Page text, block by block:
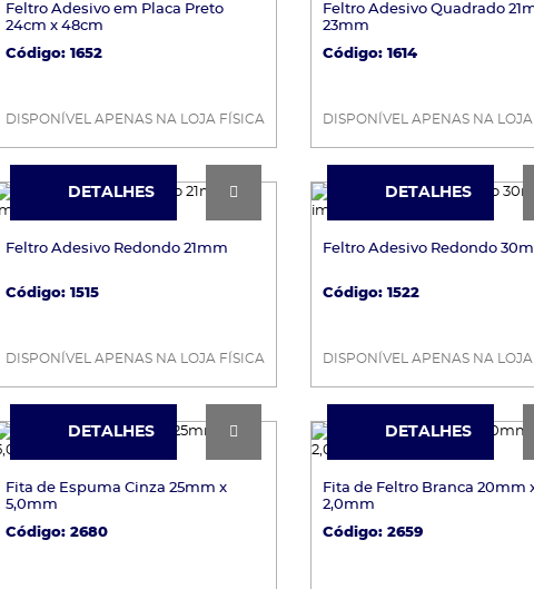
Feltro Adesivo em Placa Preto
24cm x 48cm
Código: 1652
DISPONÍVEL APENAS NA LOJA FÍSICA
Feltro Adesivo Quadrado
23mm
Código: 1614
DISPONÍVEL APENAS NA
DETALHES
DETALHES
Feltro Adesivo Redondo 21mm
Código: 1515
DISPONÍVEL APENAS NA LOJA FÍSICA
DETALHES
DETALHES
Feltro Adesivo Redondo
Código: 1522
DISPONÍVEL APENAS NA
DETALHES
DETALHES
Fita de Espuma Cinza 25mm x
5,0mm
Código: 2680
DETALHES
DETALHES
Fita de Feltro Branca 20mm
2,0mm
Código: 2659